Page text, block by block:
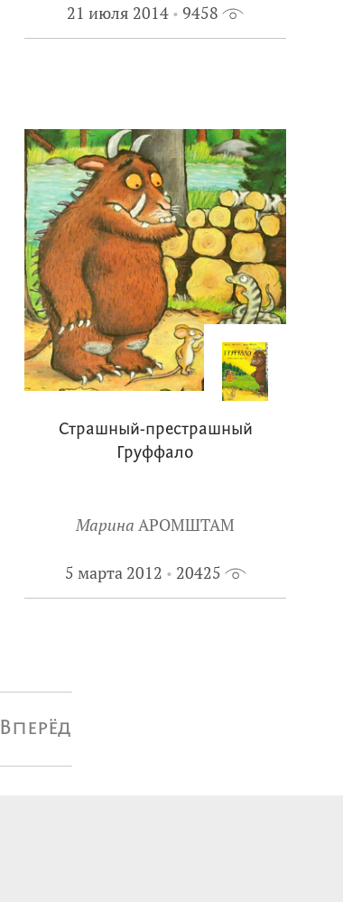
21 июля 2014 9458
Страшный-престрашный
Груффало
Марина АРОМШТАМ
5 марта 2012 20425
Вперёд